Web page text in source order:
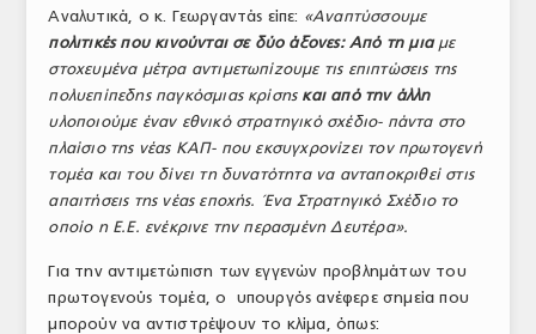
ΣΥΝΕΔΡΙΟ ΚΡΕΑΤΟΣ
Αναλυτικά, ο κ. Γεωργαντάς είπε: «Αναπτύσσουμε
πολιτικές που κινούνται σε δύο άξονες: Από τη μιαμε
στοχευμένα μέτρα αντιμετωπίζουμε τις επιπτώσεις της
πολυεπίπεδης παγκόσμιας κρίσης και από την άλλη
υλοποιούμε έναν εθνικό στρατηγικό σχέδιο- πάντα στο
πλαίσιο της νέας ΚΑΠ- που εκσυγχρονίζει τον πρωτογενή
τομέα και του δίνει τη δυνατότητα να ανταποκριθεί στις
απαιτήσεις της νέας εποχής. Ένα Στρατηγικό Σχέδιο το
οποίο η Ε.Ε. ενέκρινε την περασμένη Δευτέρα».
Για την αντιμετώπιση των εγγενών προβλημάτων του
πρωτογενούς τομέα, ο υπουργός ανέφερε σημεία που
μπορούν να αντιστρέψουν το κλίμα, όπως: